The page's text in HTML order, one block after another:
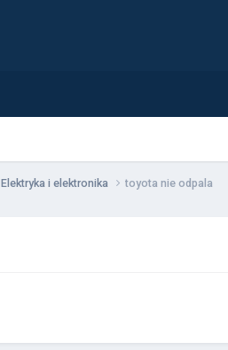
Elektryka i elektronika toyota nie odpala